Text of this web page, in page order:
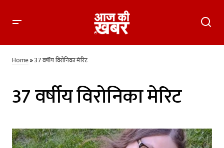
Home»37 वर्षीय विरोनिका मेरिट
37 वर्षीय विरोनिका मेरिट